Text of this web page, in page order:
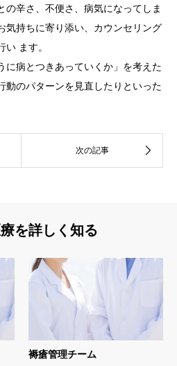
の辛さ、不便さ、病気になってしま
気持ちに寄り添い、カウンセリング
ます。
に病とつきあっていくか」を考えた
動のパターンを見直したりといった
を詳しく知る
褥瘡管理チーム